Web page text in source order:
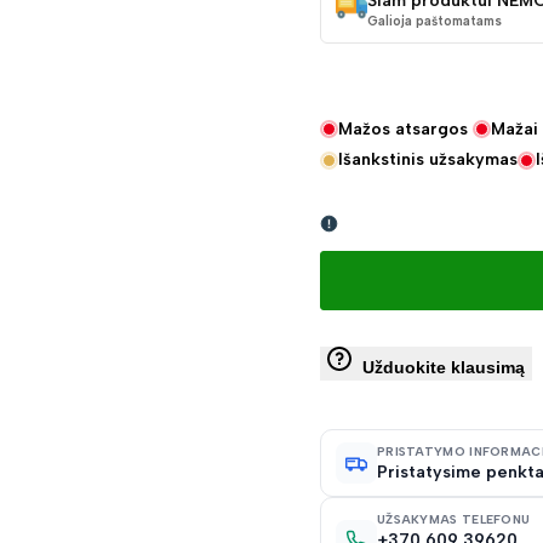
Galioja paštomatams
Mažos atsargos
Išankstinis užsakymas
Užduokite klausimą
PRISTATYMO
Pristatysime
UŽSAKYMAS TELEFONU